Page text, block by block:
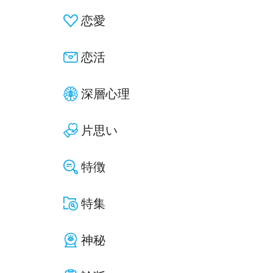
恋愛
恋活
深層心理
片思い
特徴
特集
神秘